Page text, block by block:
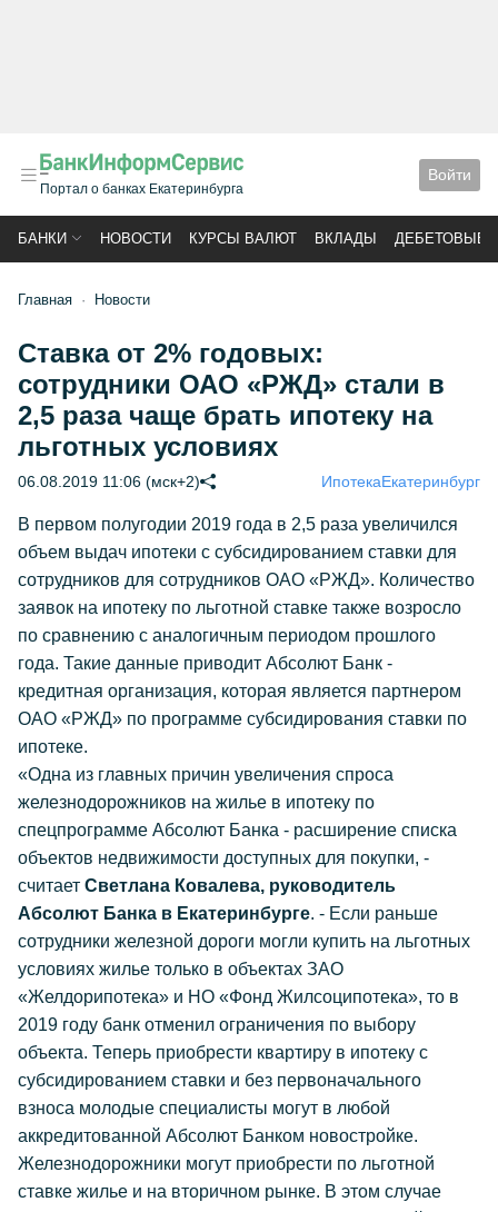
Портал о банках Екатеринбурга
Войти
БАНКИ НОВОСТИ КУРСЫ ВАЛЮТ ВКЛАДЫ ДЕБЕТОВЫЕ
Главная Новости
Ставка от 2% годовых:
сотрудники ОАО «РЖД» стали в
2,5 раза чаще брать ипотеку на
льготных условиях
06.08.2019 11:06 (мск+2) ИпотекаЕкатеринбург
В первом полугодии 2019 года в 2,5 раза увеличился
объем выдач ипотеки с субсидированием ставки для
сотрудников для сотрудников ОАО «РЖД». Количество
заявок на ипотеку по льготной ставке также возросло
по сравнению с аналогичным периодом прошлого
года. Такие данные приводит Абсолют Банк -
кредитная организация, которая является партнером
ОАО «РЖД» по программе субсидирования ставки по
ипотеке.
«Одна из главных причин увеличения спроса
железнодорожников на жилье в ипотеку по
спецпрограмме Абсолют Банка - расширение списка
объектов недвижимости доступных для покупки, -
считает Светлана Ковалева, руководитель
Абсолют Банка в Екатеринбурге. - Если раньше
сотрудники железной дороги могли купить на льготных
условиях жилье только в объектах ЗАО
«Желдорипотека» и НО «Фонд Жилсоципотека», то в
2019 году банк отменил ограничения по выбору
объекта. Теперь приобрести квартиру в ипотеку с
субсидированием ставки и без первоначального
взноса молодые специалисты могут в любой
аккредитованной Абсолют Банком новостройке.
Железнодорожники могут приобрести по льготной
ставке жилье и на вторичном рынке. В этом случае